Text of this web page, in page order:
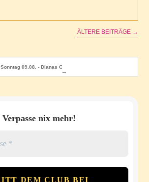
ÄLTERE BEITRÄGE →
Sonntag 09.08. - Dianas Geburtstagsfeier
Verpasse nix mehr!